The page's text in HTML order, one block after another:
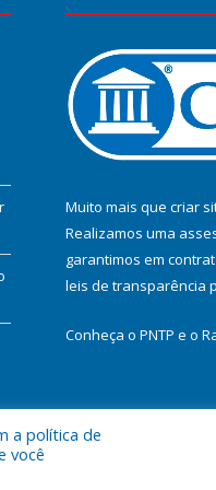
Muito mais que criar
Realizamos uma
garantimos em
leis de transparência
Conheça o PNTP e o
Mapa do Site
a política de
você